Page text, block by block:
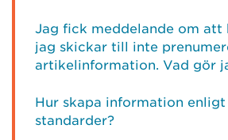
Jag fick meddelande om att
jag skickar till inte
artikelinformation. Vad gör
Hur skapa information enligt
standarder?